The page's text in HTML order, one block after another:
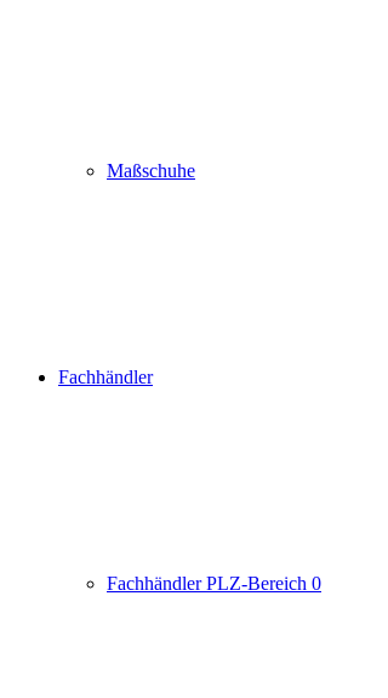
Maßschuhe
Fachhändler
Fachhändler PLZ-Bereich 0